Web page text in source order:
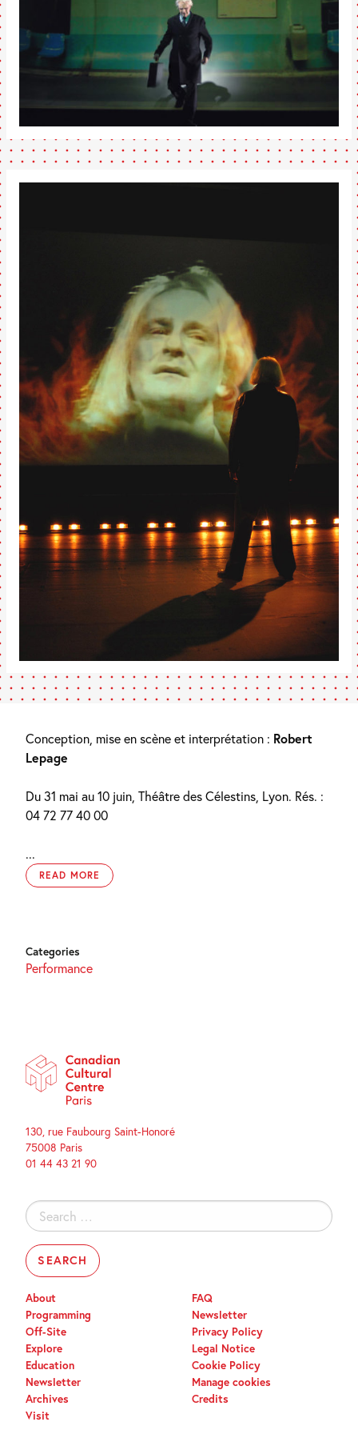
Conception, mise en scène et interprétation : Robert
Lepage
Du 31 mai au 10 juin, Théâtre des Célestins, Lyon. Rés. :
04 72 77 40 00
...
READ MORE
Categories
Performance
130, rue Faubourg Saint-Honoré
75008 Paris
01 44 43 21 90
Search
for:
About
Programming
Off-Site
Explore
Education
Newsletter
Archives
Visit
FAQ
Newsletter
Privacy Policy
Legal Notice
Cookie Policy
Manage cookies
Credits